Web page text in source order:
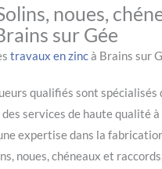
noues,
sur Gée
travaux en zincà Brains sur
qualifiés sont spécialisés
services de haute qualité
expertise dans la
noues, chéneaux et